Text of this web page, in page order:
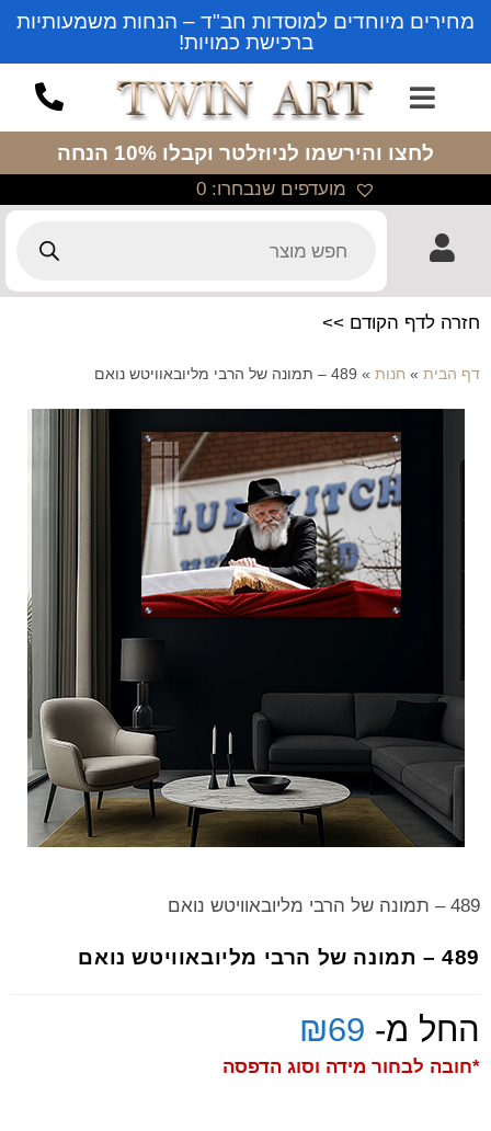
מחירים מיוחדים למוסדות חב"ד – הנחות משמעותיות
ברכישת כמויות!
לחצו והירשמו לניוזלטר וקבלו 10% הנחה
מועדפים שנבחרו: 0
חזרה לדף הקודם >>
דף הבית » חנות » 489 – תמונה של הרבי מליובאוויטש נואם
489 – תמונה של הרבי מליובאוויטש נואם
489 – תמונה של הרבי מליובאוויטש נואם
החל מ- ₪69
*חובה לבחור מידה וסוג הדפסה